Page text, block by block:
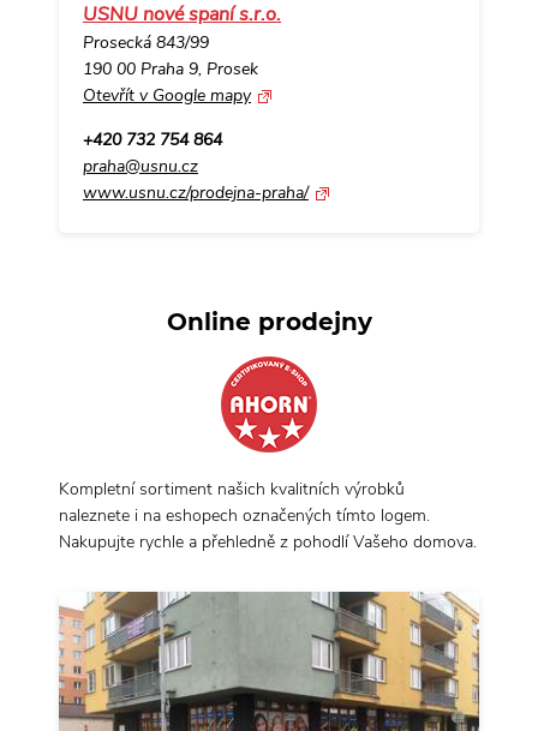
USNU nové spaní s.r.o.
Prosecká 843/99
190 00 Praha 9, Prosek
Otevřít v Google mapy
+420 732 754 864
praha@usnu.cz
www.usnu.cz/prodejna-praha/
Online prodejny
Kompletní sortiment našich kvalitních výrobků
naleznete i na eshopech označených tímto logem.
Nakupujte rychle a přehledně z pohodlí Vašeho domova.